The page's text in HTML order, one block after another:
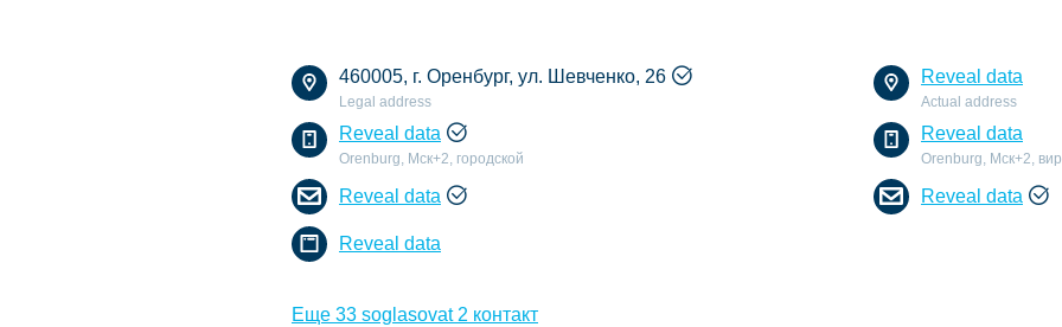
460005, г. Оренбург, ул. Шевченко, 26
Legal address
Reveal data
Actual address
Reveal data
Orenburg, Мск+2, городской
Reveal data
Orenburg, Мск+2,
Reveal data Reveal data
Reveal data
Еще 33 soglasovat 2 контакт